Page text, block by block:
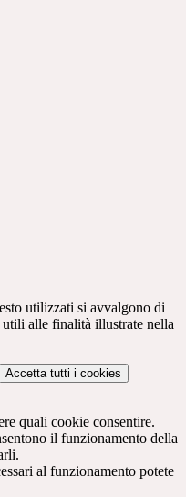
utilizzati si avvalgono di
alle finalità illustrate nella
Accetta tutti i cookies
quali cookie consentire.
il funzionamento della
al funzionamento potete